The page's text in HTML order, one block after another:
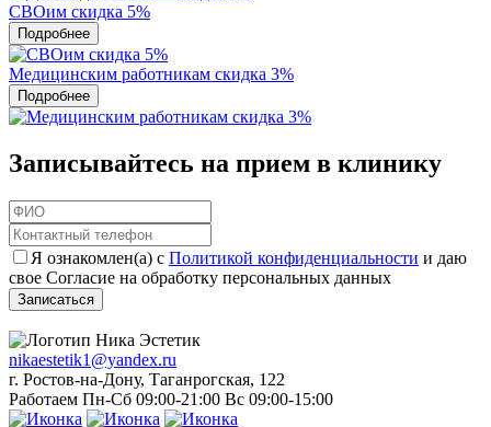
СВОим скидка 5%
Подробнее
Медицинским работникам скидка 3%
Подробнее
Записывайтесь на прием в клинику
Я ознакомлен(а) с Политикой конфиденциальности и даю
свое Согласие на обработку персональных данных
Записаться
nikaestetik1@yandex.ru
г. Ростов-на-Дону, Таганрогская, 122
Работаем Пн-Сб 09:00-21:00 Вс 09:00-15:00